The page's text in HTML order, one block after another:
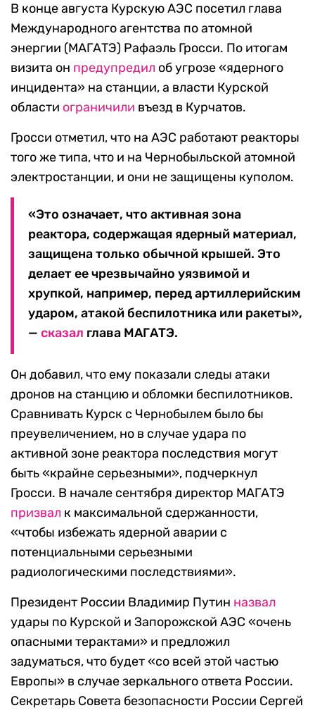
В конце августа Курскую АЭС посетил глава
Международного агентства по атомной
энергии (МАГАТЭ) Рафаэль Гросси. По итогам
визита он предупредил об угрозе «ядерного
инцидента» на станции, а власти Курской
области ограничили въезд в Курчатов.
Гросси отметил, что на АЭС работают реакторы
того же типа, что и на Чернобыльской атомной
электростанции, и они не защищены куполом.
«Это означает, что активная зона
реактора, содержащая ядерный материал,
защищена только обычной крышей. Это
делает ее чрезвычайно уязвимой и
хрупкой, например, перед артиллерийским
ударом, атакой беспилотника или ракеты»,
— сказал глава МАГАТЭ.
Он добавил, что ему показали следы атаки
дронов на станцию и обломки беспилотников.
Сравнивать Курск с Чернобылем было бы
преувеличением, но в случае удара по
активной зоне реактора последствия могут
быть «крайне серьезными», подчеркнул
Гросси. В начале сентября директор МАГАТЭ
призвал к максимальной сдержанности,
«чтобы избежать ядерной аварии с
потенциальными серьезными
радиологическими последствиями».
Президент России Владимир Путин назвал
удары по Курской и Запорожской АЭС «очень
опасными терактами» и предложил
задуматься, что будет «со всей этой частью
Европы» в случае зеркального ответа России.
Секретарь Совета безопасности России Сергей